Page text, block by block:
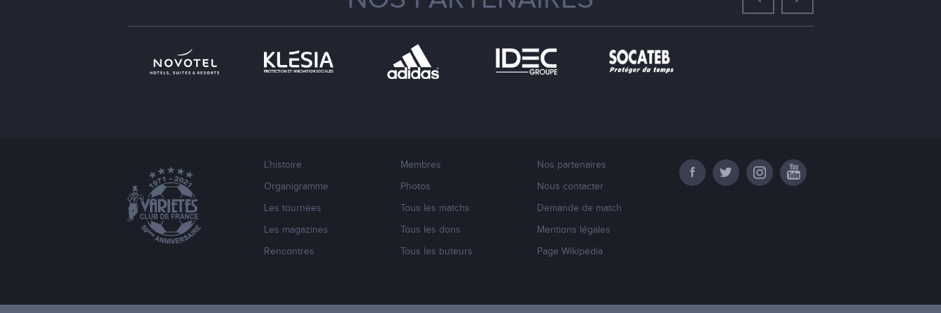
L’histoire
Organigramme
Les tournées
Les magazines
Rencontres
Membres
Photos
Tous les matchs
Tous les dons
Tous les buteurs
Nos partenaires
Nous contacter
Demande de match
Mentions légales
Page Wikipédia